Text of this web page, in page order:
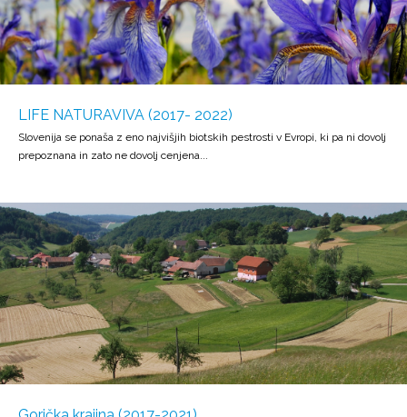
LIFE NATURAVIVA (2017- 2022)
Slovenija se ponaša z eno najvišjih biotskih pestrosti v Evropi, ki pa ni dovolj
prepoznana in zato ne dovolj cenjena...